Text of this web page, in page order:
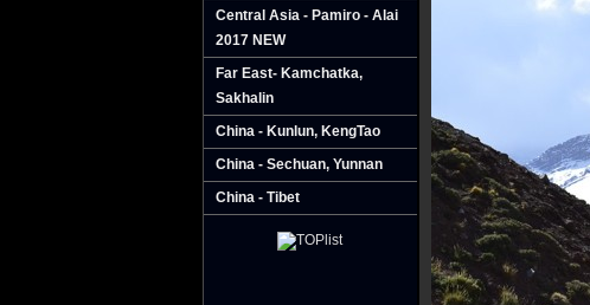
Central Asia - Pamiro - Alai
2017 NEW
Far East- Kamchatka‚
Sakhalin
China - Kunlun‚ KengTao
China - Sechuan‚ Yunnan
China - Tibet